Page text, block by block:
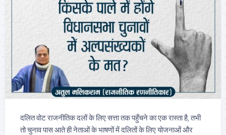
दलित वोट राजनीतिक दलों के लिए सत्ता तक पहुँचने का एक रास्ता है, तभी
तो चुनाव पास आते ही नेताओं के भाषणों में दलितों के लिए योजनाओं और